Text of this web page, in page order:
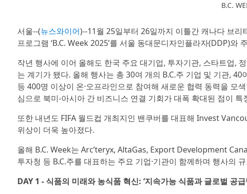
B.C.
서울--(뉴스와이어)--11월 25일부터 26일까지 이틀간 캐나다 브
프로그램 ‘B.C. Week 2025’를 서울 동대문디자인플라자(DDP)와
작년 행사에 이어 올해도 한국 주요 대기업, 투자기관, 스타트업,
는 계기가 됐다. 올해 행사는 총 30여 개의 B.C.주 기업 및 기관,
등 400명 이상이 온·오프라인으로 참여해 새로운 협력 동력을 모
심으로 북미-아시아 간 비즈니스 연결 기회가 대폭 확대된 점이 특
또한 내년도 FIFA 월드컵 개최지인 밴쿠버를 대표해 Invest
위상이 더욱 높아졌다.
올해 B.C. Week는 Arc’teryx, AltaGas, Export Development
투자청 등 B.C.주를 대표하는 주요 기업·기관이 함께하며 행사의
DAY 1 - 식품의 미래와 농식품 혁신: ‘지속가능 식품과 글로벌 공